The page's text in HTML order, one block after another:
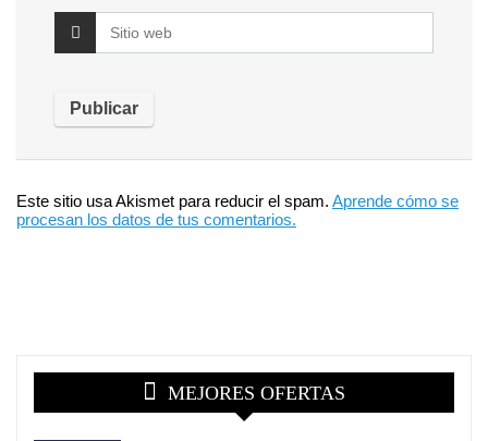
Este sitio usa Akismet para reducir el spam. Aprende cómo se
procesan los datos de tus comentarios.
MEJORES OFERTAS